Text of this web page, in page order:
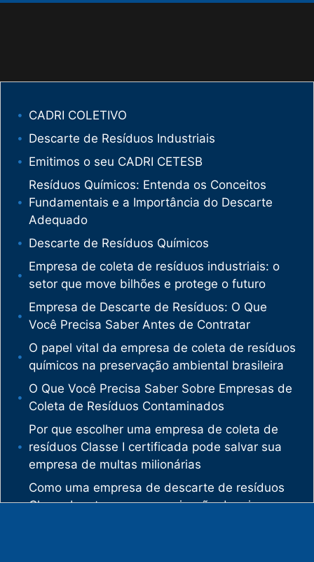
CADRI COLETIVO
Descarte de Resíduos Industriais
Emitimos o seu CADRI CETESB
Resíduos Químicos: Entenda os Conceitos
Fundamentais e a Importância do Descarte
Adequado
Descarte de Resíduos Químicos
Empresa de coleta de resíduos industriais: o
setor que move bilhões e protege o futuro
Empresa de Descarte de Resíduos: O Que
Você Precisa Saber Antes de Contratar
O papel vital da empresa de coleta de resíduos
químicos na preservação ambiental brasileira
O Que Você Precisa Saber Sobre Empresas de
Coleta de Resíduos Contaminados
Por que escolher uma empresa de coleta de
resíduos Classe I certificada pode salvar sua
empresa de multas milionárias
Como uma empresa de descarte de resíduos
Classe I protege sua organização de crimes